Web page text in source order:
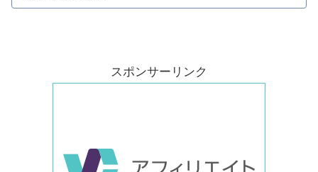
スポンサーリンク